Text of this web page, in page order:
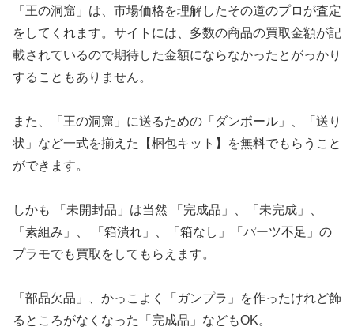
「王の洞窟」は、市場価格を理解したその道のプロが査定
をしてくれます。サイトには、多数の商品の買取金額が記
載されているので期待した金額にならなかったとがっかり
することもありません。
また、「王の洞窟」に送るための「ダンボール」、「送り
状」など一式を揃えた【梱包キット】を無料でもらうこと
ができます。
しかも 「未開封品」は当然 「完成品」、「未完成」、
「素組み」、 「箱潰れ」、「箱なし」「パーツ不足」の
プラモでも買取をしてもらえます。
「部品欠品」、かっこよく「ガンプラ」を作ったけれど飾
るところがなくなった「完成品」などもOK。